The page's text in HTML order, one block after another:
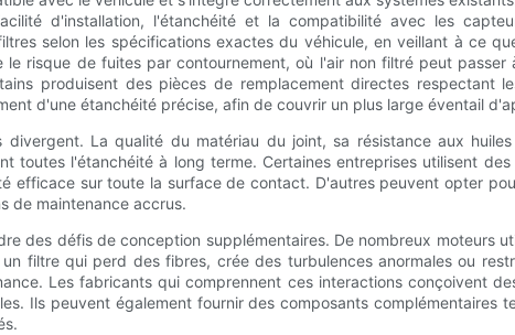
d'installation, l'étanchéité et la compatibilité avec les
selon les spécifications exactes du véhicule, en veillant à ce
le risque de fuites par contournement, où l'air non filtré peut
produisent des pièces de remplacement directes respectant
d'une étanchéité précise, afin de couvrir un plus large éventail
La qualité du matériau du joint, sa résistance aux
toutes l'étanchéité à long terme. Certaines entreprises utilisent
efficace sur toute la surface de contact. D'autres peuvent opter
de maintenance accrus.
des défis de conception supplémentaires. De nombreux moteurs
filtre qui perd des fibres, crée des turbulences anormales ou
Les fabricants qui comprennent ces interactions conçoivent
Ils peuvent également fournir des composants complémentaires